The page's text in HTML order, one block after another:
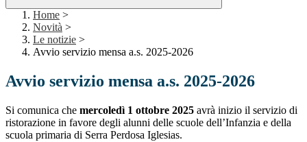
Home >
Novità >
Le notizie >
Avvio servizio mensa a.s. 2025-2026
Avvio servizio mensa a.s. 2025-2026
Si comunica che mercoledì 1 ottobre 2025 avrà inizio il servizio di
ristorazione in favore degli alunni delle scuole dell’Infanzia e della
scuola primaria di Serra Perdosa Iglesias.